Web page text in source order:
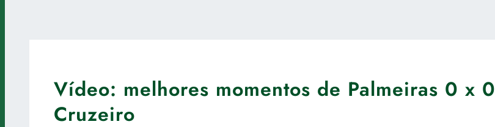
Vídeo: melhores momentos de Palmeiras 0 x 0
Cruzeiro